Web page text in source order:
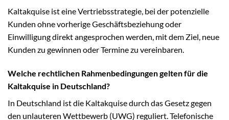
Kaltakquise ist eine Vertriebsstrategie, bei der potenzielle
Kunden ohne vorherige Geschäftsbeziehung oder
Einwilligung direkt angesprochen werden, mit dem Ziel, neue
Kunden zu gewinnen oder Termine zu vereinbaren.
Welche rechtlichen Rahmenbedingungen gelten für die
Kaltakquise in Deutschland?
In Deutschland ist die Kaltakquise durch das Gesetz gegen
den unlauteren Wettbewerb (UWG) reguliert. Telefonische